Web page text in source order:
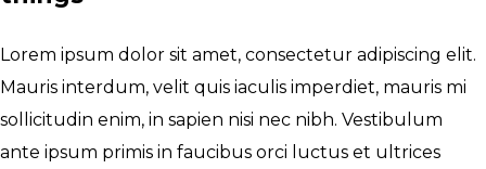
Lorem ipsum dolor sit amet, consectetur adipiscing elit.
Mauris interdum, velit quis iaculis imperdiet, mauris mi
sollicitudin enim, in sapien nisi nec nibh. Vestibulum
ante ipsum primis in faucibus orci luctus et ultrices